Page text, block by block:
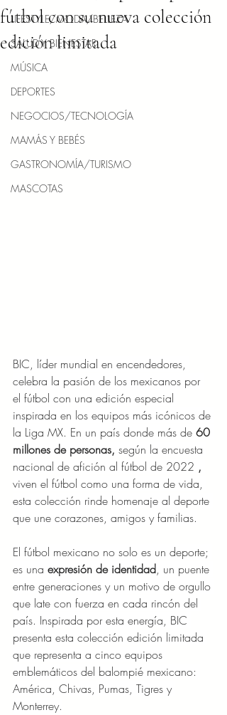
LIFESTYLE/MODA/BELLEZA
SALUD Y BIENESTAR
MÚSICA
DEPORTES
NEGOCIOS/TECNOLOGÍA
MAMÁS Y BEBÉS
GASTRONOMÍA/TURISMO
MASCOTAS
fútbol con su nueva colección
edición limitada
BIC, líder mundial en encendedores,
celebra la pasión de los mexicanos por
el fútbol con una edición especial
inspirada en los equipos más icónicos de
la Liga MX. En un país donde más de 60
millones de personas, según la encuesta
nacional de afición al fútbol de 2022 ,
viven el fútbol como una forma de vida,
esta colección rinde homenaje al deporte
que une corazones, amigos y familias.
El fútbol mexicano no solo es un deporte;
es una expresión de identidad, un puente
entre generaciones y un motivo de orgullo
que late con fuerza en cada rincón del
país. Inspirada por esta energía, BIC
presenta esta colección edición limitada
que representa a cinco equipos
emblemáticos del balompié mexicano:
América, Chivas, Pumas, Tigres y
Monterrey.